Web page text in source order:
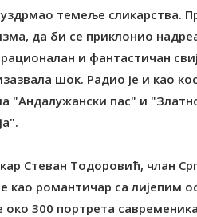
уздрмао темеље
да би се приклонио
и фантастичан
изазвала шок. Радио је и
"Андалужански пас" и
Стеван Тодоровић, члан
као романтичар са лијепим
300 портрета